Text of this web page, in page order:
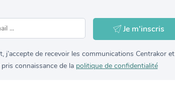
Je m'inscris
j’accepte de recevoir les communications Centrakor et
connaissance de la politique de confidentialité